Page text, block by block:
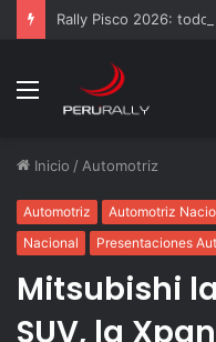
Rally Pisco 2026: todo
Menú
Inicio / Automotriz
Automotriz Automotriz
Nacional
Presentaciones
Mitsubishi
SUV, la